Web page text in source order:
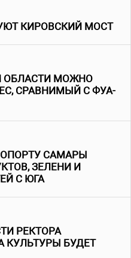
КИРОВСКИЙ МОСТ
ОБЛАСТИ МОЖНО
СРАВНИМЫЙ С ФУА-
САМАРЫ
ЗЕЛЕНИ И
С ЮГА
РЕКТОРА
КУЛЬТУРЫ БУДЕТ